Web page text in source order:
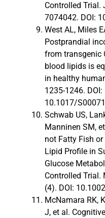
Controlled Trial.
7074042. DOI:
West AL, Miles
Postprandial
from transgenic
blood lipids is
in healthy
1235-1246. DOI:
10.1017/
Schwab US,
Manninen SM,
not Fatty Fish
Lipid Profile in
Glucose
Controlled Trial.
(4). DOI:
McNamara RK,
J, et al.